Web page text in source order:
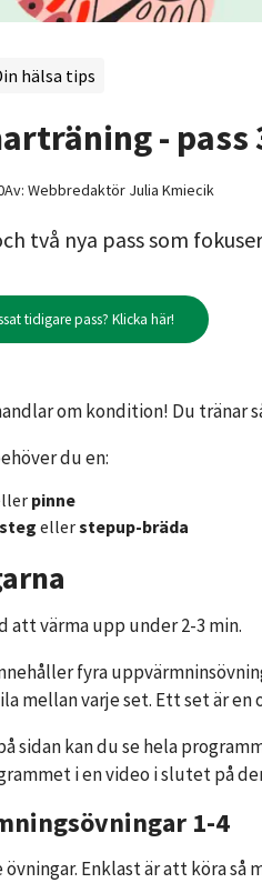
hälsa tips
- pass
Av: Webbredaktör Julia Kmiecik
två nya pass som
tidigare pass? Klicka här!
om kondition! Du tränar
du en:
pinne
ellerstepup-bräda
att värma upp under 2-3 min.
fyra
mellan varje set. Ett set är en
sidan kan du se hela
i en video i slutet på
1-4
övningar. Enklast är att köra